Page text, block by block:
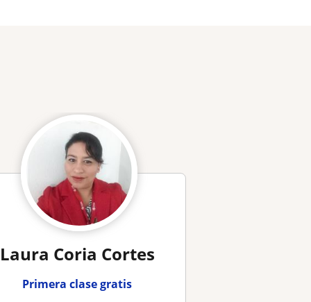
Laura Coria Cortes
Primera clase gratis